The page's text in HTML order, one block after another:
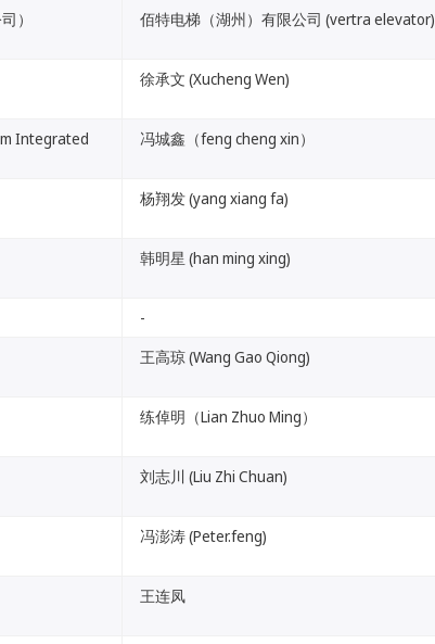
）
佰特电梯（湖州）有限公司 (vertra elevator)
徐承文 (Xucheng Wen)
Integrated
冯城鑫（feng cheng xin）
杨翔发 (yang xiang fa)
韩明星 (han ming xing)
-
王高琼 (Wang Gao Qiong)
练倬明（Lian Zhuo Ming）
刘志川 (Liu Zhi Chuan)
冯澎涛 (Peter.feng)
王连凤